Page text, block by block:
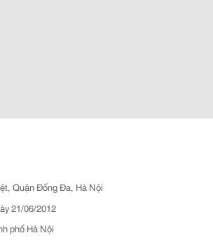
Quận Đống Đa, Hà Nội
21/06/2012
phố Hà Nội